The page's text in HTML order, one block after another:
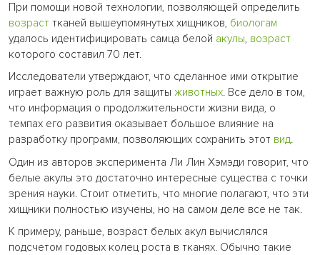
При помощи новой технологии, позволяющей определить
возраст тканей вышеупомянутых хищников, биологам
удалось идентифицировать самца белой акулы, возраст
которого составил 70 лет.
Исследователи утверждают, что сделанное ими открытие
играет важную роль для защиты животных. Все дело в том,
что информация о продолжительности жизни вида, о
темпах его развития оказывает большое влияние на
разработку программ, позволяющих сохранить этот вид.
Один из авторов эксперимента Ли Лин Хэмэди говорит, что
белые акулы это достаточно интересные существа с точки
зрения науки. Стоит отметить, что многие полагают, что эти
хищники полностью изучены, но на самом деле все не так.
К примеру, раньше, возраст белых акул вычислялся
подсчетом годовых колец роста в тканях. Обычно такие